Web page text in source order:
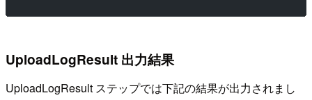
UploadLogResult 出力結果
UploadLogResult ステップでは下記の結果が出力されまし